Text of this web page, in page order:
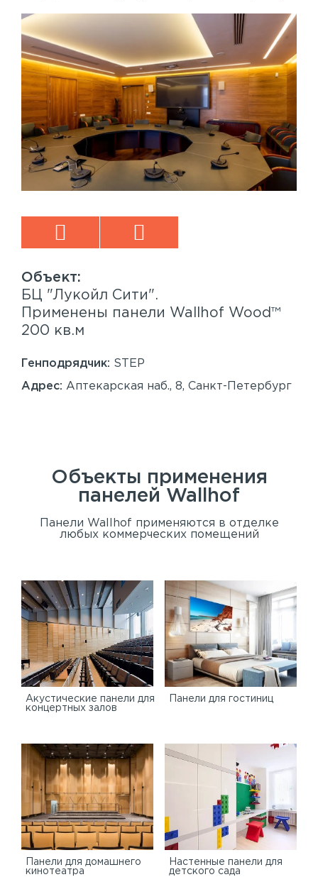
БЦ "Лукойл Сити".
Применены панели Wallhof Wood™
200 кв.м
Генподрядчик: STEP
Адрес: Аптекарская наб., 8, Санкт-Петербург
Объекты применения
панелей Wallhof
Панели Wallhof применяются в отделке
любых коммерческих помещений
Акустические панели для
концертных залов
Панели для гостиниц
Панели для домашнего
кинотеатра
Настенные панели для
детского сада